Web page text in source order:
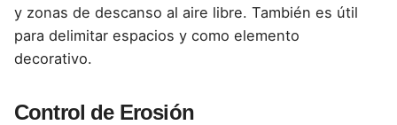
y zonas de descanso al aire libre. También es útil
para delimitar espacios y como elemento
decorativo.
Control de Erosión